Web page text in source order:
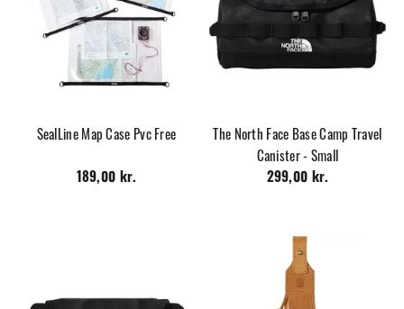
SealLine Map Case Pvc Free
189,00 kr.
The North Face Base Camp Travel
Canister - Small
299,00 kr.